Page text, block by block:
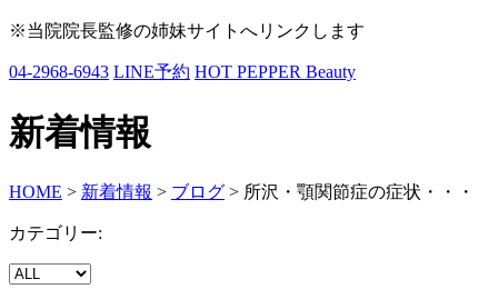
※当院院長監修の姉妹サイトへリンクします
04-2968-6943 LINE予約 HOT PEPPER Beauty
新着情報
HOME > 新着情報 > ブログ > 所沢・顎関節症の症状・・・
カテゴリー: